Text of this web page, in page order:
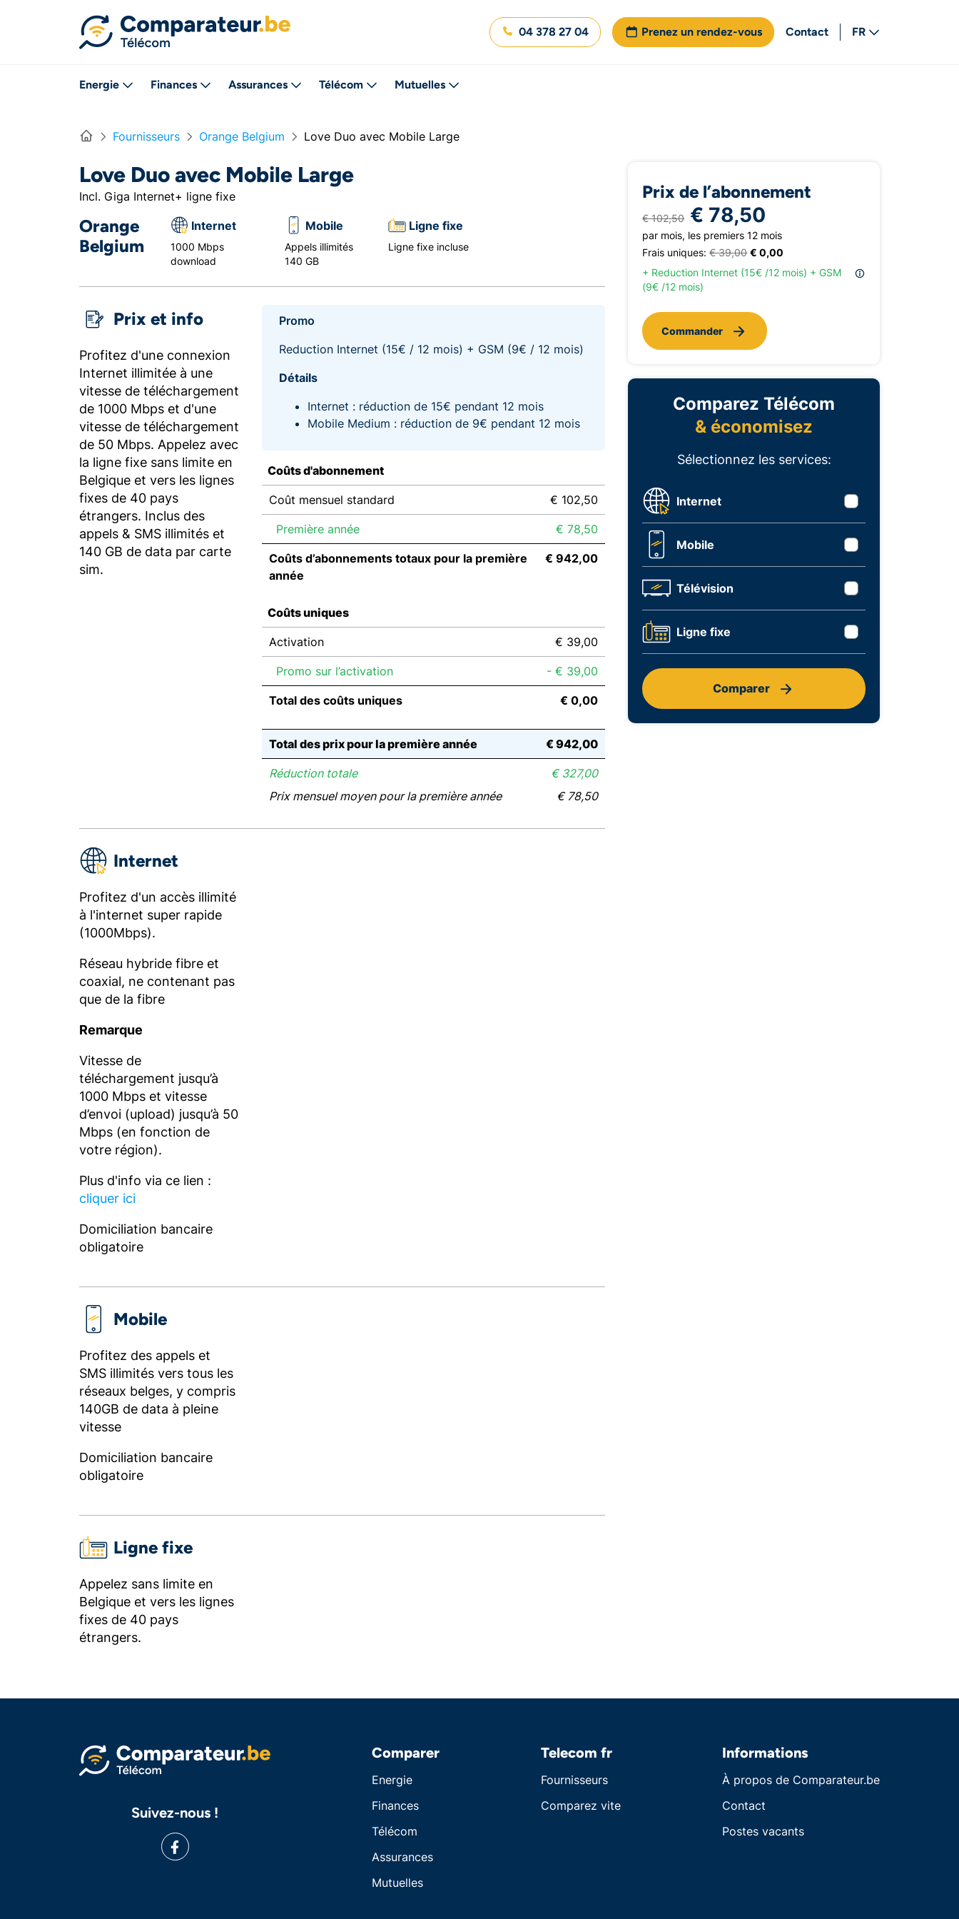
04 378 27 04 Prenez un rendez-vous Contact
FR
Energie Finances Assurances Télécom Mutuelles
Home Fournisseurs Orange Belgium Love Duo avec Mobile Large
Love Duo avec Mobile Large
Incl. Giga Internet+ ligne fixe
Orange
Belgium
Internet
1000 Mbps
download
Mobile
Appels illimités
140 GB
Ligne fixe
Ligne fixe incluse
Prix et info
Profitez d'une connexion
Internet illimitée à une
vitesse de téléchargement
de 1000 Mbps et d'une
vitesse de téléchargement
de 50 Mbps. Appelez avec
la ligne fixe sans limite en
Belgique et vers les lignes
fixes de 40 pays
étrangers. Inclus des
appels & SMS illimités et
140 GB de data par carte
sim.
Promo
Reduction Internet (15€ / 12 mois) + GSM (9€ / 12 mois)
Détails
Internet : réduction de 15€ pendant 12 mois
Mobile Medium : réduction de 9€ pendant 12 mois
Coûts d'abonnement
Coût mensuel standard € 102,50
Première année € 78,50
Coûts d’abonnements totaux pour la première
année
€ 942,00
Coûts uniques
Activation € 39,00
Promo sur l’activation - € 39,00
Total des coûts uniques € 0,00
Total des prix pour la première année € 942,00
Réduction totale
€ 327,00
Prix mensuel moyen pour la première année
€ 78,50
Internet
Profitez d'un accès illimité
à l'internet super rapide
(1000Mbps).
Réseau hybride fibre et
coaxial, ne contenant pas
que de la fibre
Remarque
Vitesse de
téléchargement jusqu’à
1000 Mbps et vitesse
d’envoi (upload) jusqu’à 50
Mbps (en fonction de
votre région).
Plus d'info via ce lien :
cliquer ici
Domiciliation bancaire
obligatoire
Mobile
Profitez des appels et
SMS illimités vers tous les
réseaux belges, y compris
140GB de data à pleine
vitesse
Domiciliation bancaire
obligatoire
Ligne fixe
Appelez sans limite en
Belgique et vers les lignes
fixes de 40 pays
étrangers.
Prix de l’abonnement
€ 102,50 € 78,50
par mois, les premiers 12 mois
Frais uniques: € 39,00 € 0,00
+ Reduction Internet (15€ /12 mois) + GSM
(9€ /12 mois)
Commander
Comparez Télécom
& économisez
Sélectionnez les services:
Internet
Mobile
Télévision
Ligne fixe
Comparer
Suivez-nous !
Comparer
Energie
Finances
Télécom
Assurances
Mutuelles
Telecom fr
Fournisseurs
Comparez vite
Informations
À propos de Comparateur.be
Contact
Postes vacants